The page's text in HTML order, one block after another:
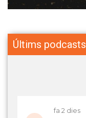
Últims podcasts